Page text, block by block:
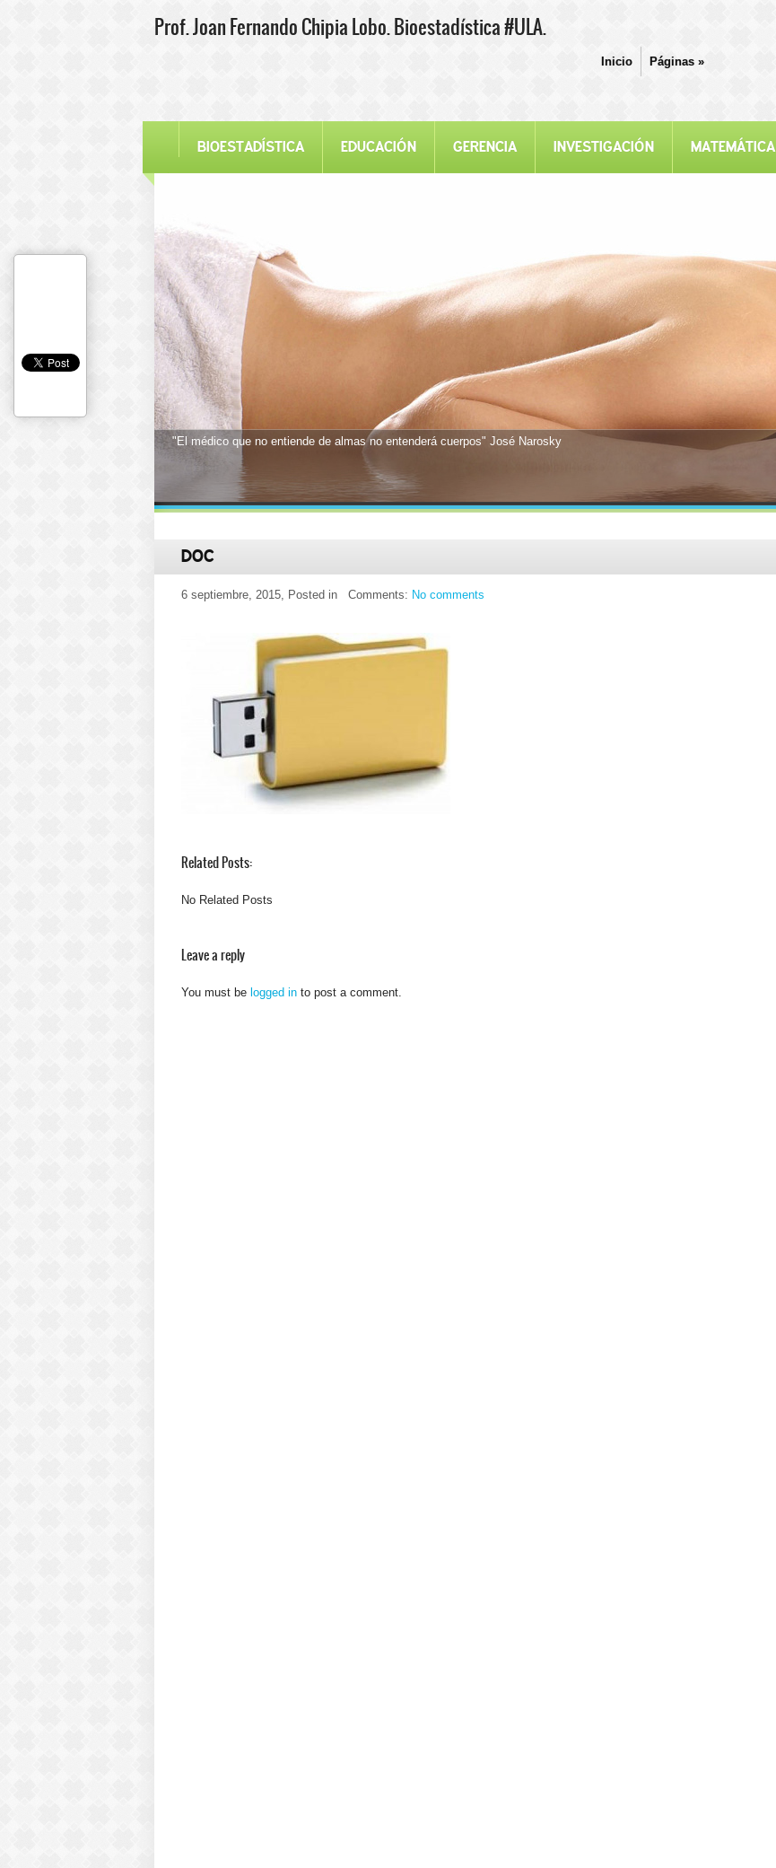
Prof. Joan Fernando Chipia Lobo. Bioestadística #ULA.
Inicio Páginas »
BIOESTADÍSTICA EDUCACIÓN GERENCIA INVESTIGACIÓN MATEMÁTICA
"El médico que no entiende de almas no entenderá cuerpos" José Narosky
DOC
6 septiembre, 2015, Posted in Comments: No comments
Related Posts:
No Related Posts
Leave a reply
You must be logged in to post a comment.